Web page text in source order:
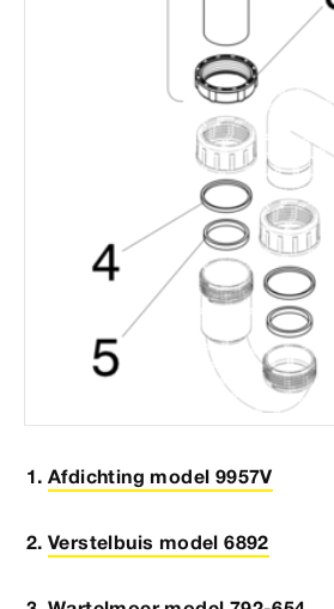
Afdichting model 9957V
Verstelbuis model 6892